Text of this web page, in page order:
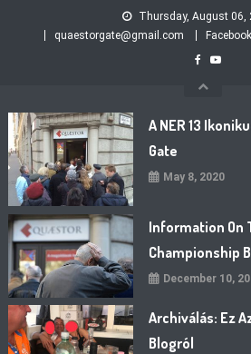
Thursday, August 06,
quaestorgate@gmail.com
Facebook
A NER 13
Gate
May 8, 2020
Information On
Championship
December 10,
Archiválás: Ez
Blogról